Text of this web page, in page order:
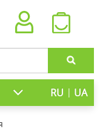
RU | UA